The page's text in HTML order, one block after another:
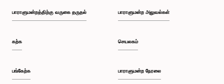
பி.ப. 2:05 - பி.ப. 2:29
பாராளுமன்றத்திற்கு வருகை தருதல்
கற்க
பங்கேற்க
பாராளுமன்ற அலுவல்கள்
செயலகம்
பாராளுமன்ற நேரலை